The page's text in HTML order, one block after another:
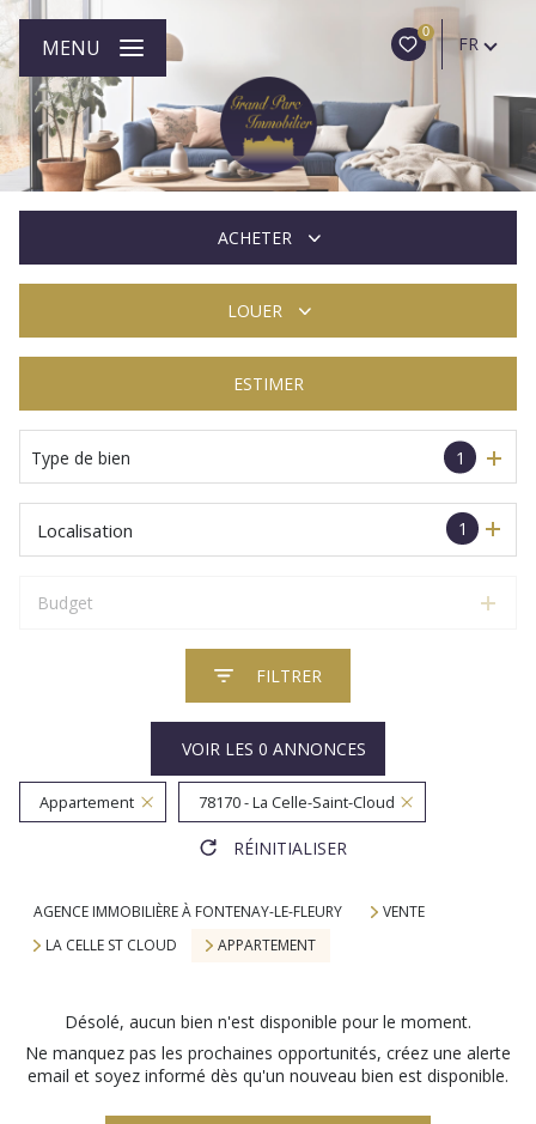
0
FR
MENU
ACHETER
LOUER
De l'immo pro
ESTIMER
Type de bien 1
1
Localisation
Budget
FILTRER
VOIR LES 0 ANNONCES
Appartement 78170 - La Celle-Saint-Cloud
RÉINITIALISER
AGENCE IMMOBILIÈRE À FONTENAY-LE-FLEURY
VENTE
LA CELLE ST CLOUD
APPARTEMENT
Désolé, aucun bien n'est disponible pour le moment.
Ne manquez pas les prochaines opportunités, créez une alerte
email et soyez informé dès qu'un nouveau bien est disponible.